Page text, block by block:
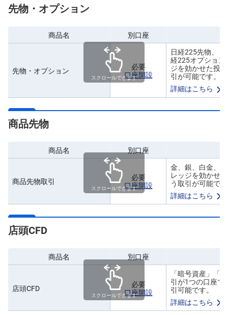
先物・オプション
商品名 別口座
先物・オプション
必要
口座開設
日経225先物、
経225オプショ
ジを効かせた投
引が可能です。
詳細はこちら
スクロールできます
商品先物
商品名 別口座
商品先物取引
必要
口座開設
金、銀、白金、
レッジを効かせ
う取引が可能で
詳細はこちら
スクロールできます
店頭CFD
商品名 別口座
店頭CFD
必要
口座開設
「暗号資産」「
引が1つの口座で
引可能です。
詳細はこちら
スクロールできます